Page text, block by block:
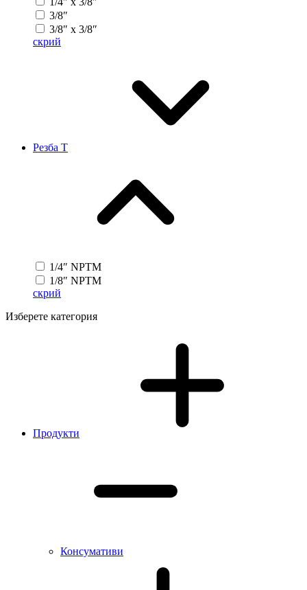
3/8″
3/8″ x 3/8″
скрий
Резба T
1/4″ NPTM
1/8″ NPTM
скрий
Изберете категория
Продукти
Консумативи